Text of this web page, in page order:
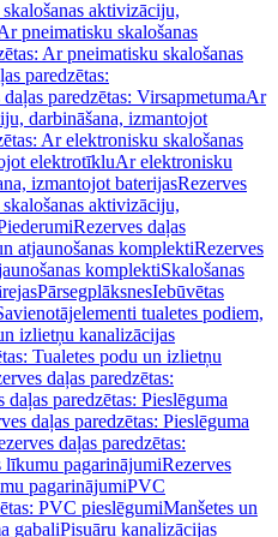
aktivizāciju,
pneimatisku skalošanas
Ar pneimatisku skalošanas
paredzētas:
paredzētas: VirsapmetumaAr
darbināšana, izmantojot
Ar elektronisku skalošanas
elektrotīkluAr elektronisku
izmantojot baterijasRezerves
aktivizāciju,
Rezerves daļas
atjaunošanas komplektiRezerves
komplektiSkalošanas
PārsegplāksnesIebūvētas
tualetes podiem,
izlietņu kanalizācijas
Tualetes podu un izlietņu
daļas paredzētas:
daļas paredzētas: Pieslēguma
daļas paredzētas: Pieslēguma
daļas paredzētas:
līkumu pagarinājumiRezerves
pagarinājumiPVC
PVC pieslēgumiManšetes un
gabaliPisuāru kanalizācijas